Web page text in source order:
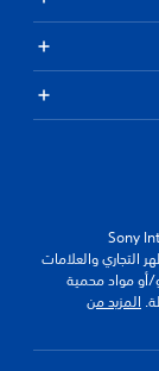
التجاري والعلامات
و/أو مواد محمية
المزيد من